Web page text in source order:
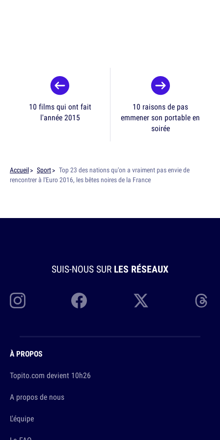
10 films qui ont fait
l'année 2015
10 raisons de pas
emmener son portable en
soirée
Accueil Sport
Top 23 des nations qu'on a vraiment pas envie de
rencontrer à l'Euro 2016, les bêtes noires de la France
SUIS-NOUS SUR LES RÉSEAUX
À PROPOS
Topito.com devient 10h26
A propos de nous
L'équipe